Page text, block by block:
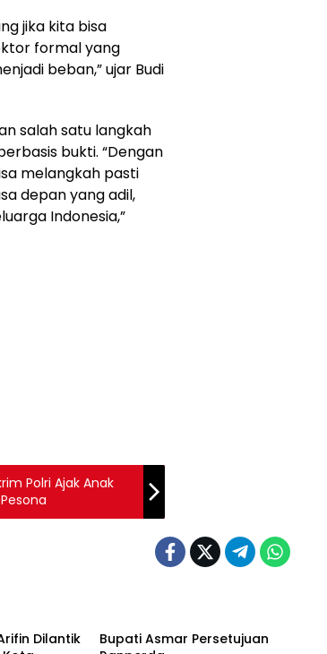
jika kita bisa
formal yang
beban,” ujar Budi
salah satu langkah
bukti. “Dengan
melangkah pasti
depan yang adil,
Indonesia,”
Polri Ajak Anak
Dilantik
Bupati Asmar Persetujuan